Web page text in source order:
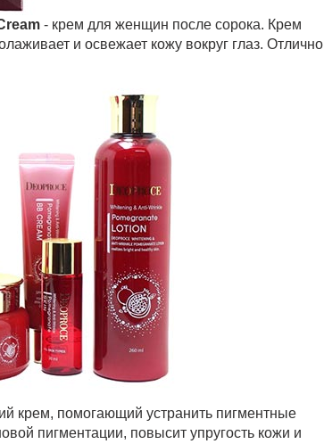
- крем для женщин после сорока. Крем
и освежает кожу вокруг глаз. Отлично
крем, помогающий устранить пигментные
пигментации, повысит упругость кожи и